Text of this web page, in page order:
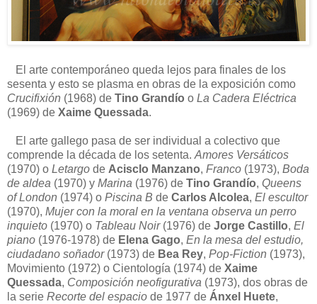
El arte contemporáneo queda lejos para finales de los
sesenta y esto se plasma en obras de la exposición como
Crucifixión (1968) de Tino Grandío o La Cadera Eléctrica
(1969) de Xaime Quessada.
El arte gallego pasa de ser individual a colectivo que
comprende la década de los setenta.Amores Versáticos
(1970) o Letargo de Acisclo Manzano, Franco (1973), Boda
de aldea (1970) y Marina (1976) de Tino Grandío, Queens
of London (1974) o Piscina B de Carlos Alcolea, El escultor
(1970), Mujer con la moral en la ventana observa un perro
inquieto (1970) o Tableau Noir(1976) de Jorge Castillo, El
piano (1976-1978) de Elena Gago, En la mesa del estudio,
ciudadano soñador(1973) de Bea Rey, Pop-Fiction (1973),
Movimiento (1972) o Cientología (1974) de Xaime
Quessada, Composición neofigurativa (1973), dos obras de
la serie Recorte del espacio de 1977 de Ánxel Huete,